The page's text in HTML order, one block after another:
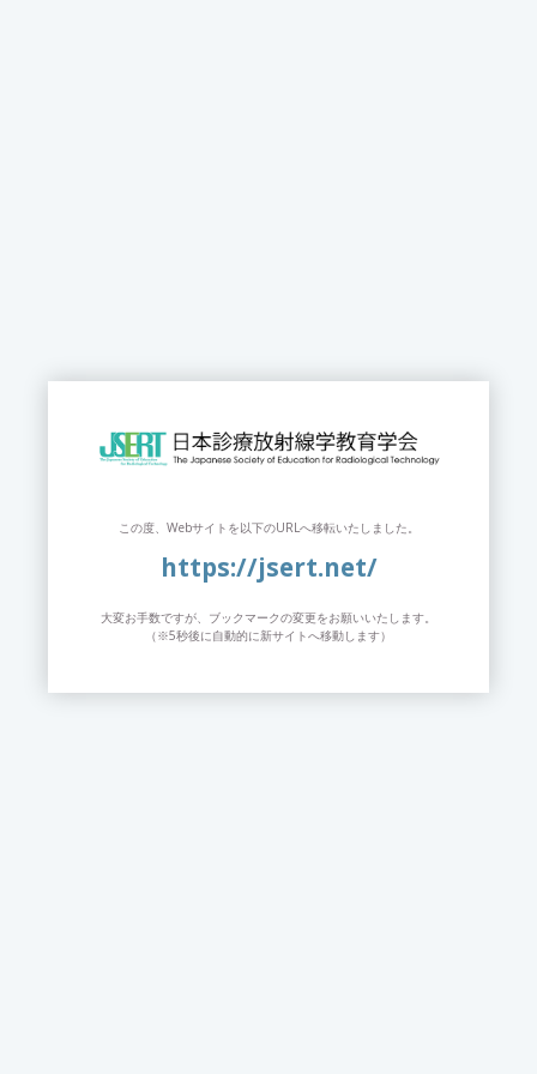
この度、Webサイトを以下のURLへ移転いたしました。
https://jsert.net/
大変お手数ですが、ブックマークの変更をお願いいたします。
（※5秒後に自動的に新サイトへ移動します）